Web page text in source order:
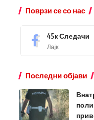
Поврзи се со нас
45кСледачи
Лајк
Последни објави